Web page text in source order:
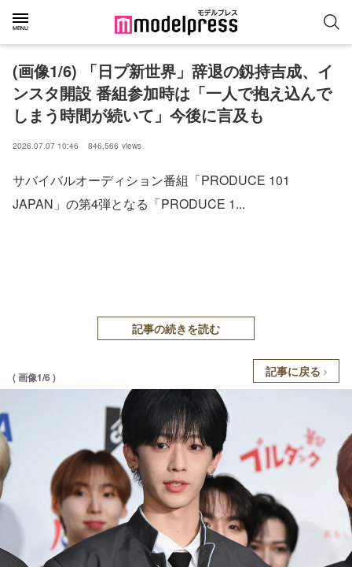
(画像1/6) 「日プ新世界」辞退の釼持吉成、イ
ンスタ開設 番組参加時は「一人で抱え込んで
しまう時間が続いて」今後に言及も
2026.07.07 10:46 846,566 views
サバイバルオーディション番組「PRODUCE 101
JAPAN」の第4弾となる「PRODUCE 1...
記事の続きを読む
( 画像1/6 ) 記事に戻る